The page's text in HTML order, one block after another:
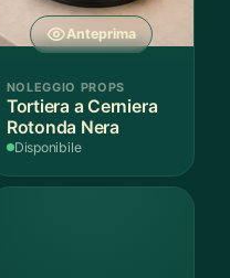
Anteprima
NOLEGGIO PROPS
Tortiera a Cerniera
Rotonda Nera
Disponibile